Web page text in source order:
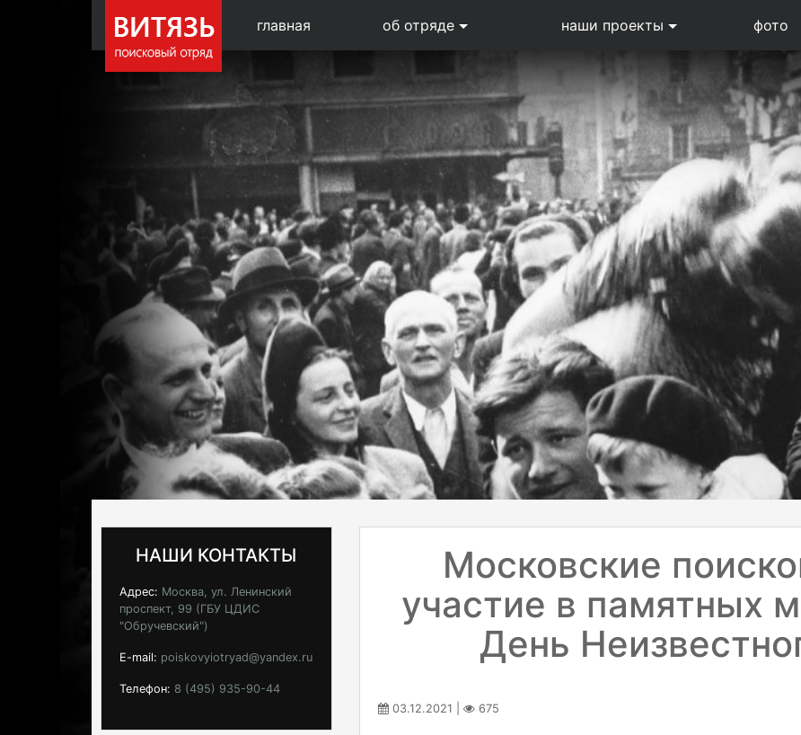
главная об отряде наши проекты фото
НАШИ КОНТАКТЫ
Адрес: Москва, ул. Ленинский
проспект, 99 (ГБУ ЦДИС
"Обручевский")
E-mail: poiskovyiotryad@yandex.ru
Телефон: 8 (495) 935-90-44
Московские
участие в памятных
День
03.12.2021 | 675